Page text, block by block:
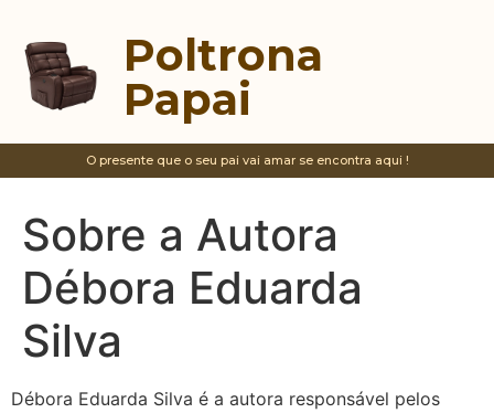
Poltrona
Papai
O presente que o seu pai vai amar se encontra aqui !
Sobre a Autora
Débora Eduarda
Silva
Débora Eduarda Silva é a autora responsável pelos